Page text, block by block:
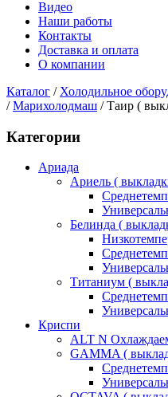
Видео
Наши работы
Контакты
Доставка и оплата
О компании
Каталог / Холодильное
/ Марихолодмаш / Таир (
Категории
Ариада
Ариель (
Белинда (
Титаниум (
Криспи
ALT N
GAMMA (